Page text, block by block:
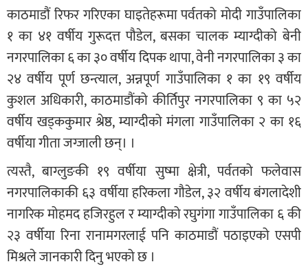
काठमाडौं रिफर गरिएका घाइतेहरूमा पर्वतको मोदी गाउँपालिका
१ का ४१ वर्षीय गुरूदत्त पौडेल, बसका चालक म्याग्दीको बेनी
नगरपालिका ६ का ३० वर्षीय दिपक थापा, वेनी नगरपालिका ३ का
२४ वर्षीय पूर्ण छन्त्याल, अन्नपूर्ण गाउँपालिका १ का १९ वर्षीय
कुशल अधिकारी, काठमाडौंको कीर्तिपुर नगरपालिका ९ का ५२
वर्षीय खड्ककुमार श्रेष्ठ, म्याग्दीको मंगला गाउँपालिका २ का १६
वर्षीया गीता जग्जाली छन्। ।
त्यस्तै, बाग्लुङकी १९ वर्षीया सुष्मा क्षेत्री, पर्वतको फलेवास
नगरपालिकाकी ६३ वर्षीया हरिकला गौडेल, ३२ वर्षीय बंगलादेशी
नागरिक मोहमद हजिरहुल र म्याग्दीको रघुगंगा गाउँपालिका ६ की
२३ वर्षीया रिना रानामगरलाई पनि काठमाडौं पठाइएको एसपी
मिश्रले जानकारी दिनु भएको छ ।